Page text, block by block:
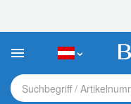
Sie:
Website
ein
Barrierefreiheitssystem.
Suchbegriff /